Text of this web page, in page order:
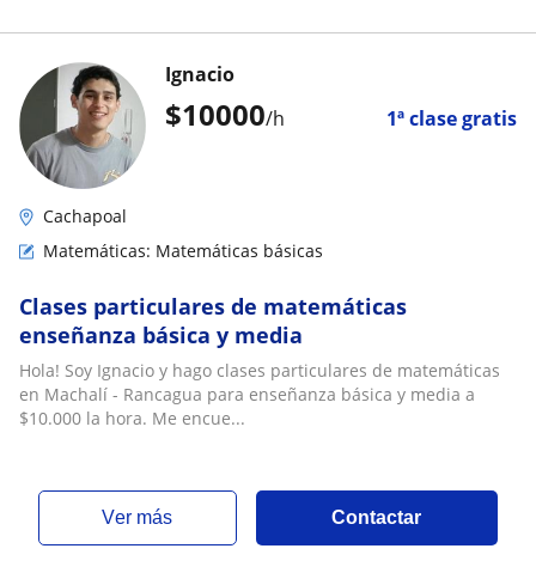
$10000/h 1ª clase gratis
Ignacio
Cachapoal
Matemáticas: Matemáticas básicas
Clases particulares de matemáticas
enseñanza básica y media
Hola! Soy Ignacio y hago clases particulares de matemáticas
en Machalí - Rancagua para enseñanza básica y media a
$10.000 la hora. Me encue...
ver más Contactar